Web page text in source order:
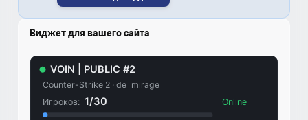
Виджет для вашего сайта